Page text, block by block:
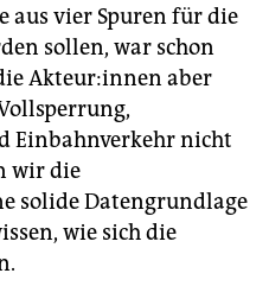
aus vier Spuren für die
sollen, war schon
Ak­teu­r:in­nen aber
Einbahnverkehr nicht
wir die
solide Datengrundlage
wie sich die